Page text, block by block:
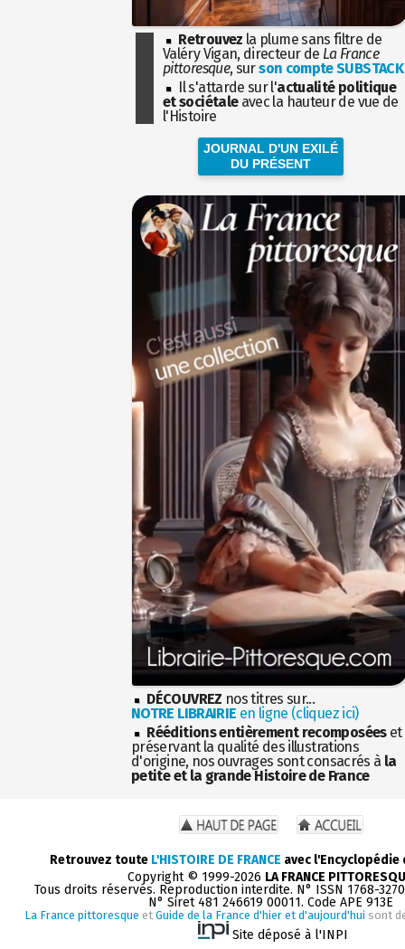
Retrouvez la plume sans filtre de
Valéry Vigan, directeur de La France
pittoresque, surson compte SUBSTACK
Il s'attarde sur l'actualité politique
et sociétaleavec la hauteur de vue de
l'Histoire
JOURNAL D'UN EXILÉ
DU PRÉSENT
DÉCOUVREZ nos titres sur...
NOTRE LIBRAIRIE en ligne (cliquez ici)
Rééditions entièrement recomposéeset
préservant la qualité des illustrations
d'origine, nos ouvrages sont consacrés à la
petite et la grande Histoire de France
Retrouvez toute L'HISTOIRE DE FRANCE avec
Copyright © 1999-2026 LA FRANCE
Tous droits réservés. Reproduction interdite. N° ISSN 1768-
N° Siret 481 246619 00011. Code APE 913E
La France pittoresque et Guide de la France d'hier et d'aujourd'hui sont
Site déposé à l'INPI